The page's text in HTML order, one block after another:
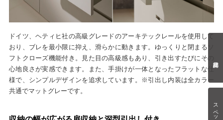
スペック情報
ドイツ、ヘティヒ社の高級グレードのアーキテックレールを使用して
おり、ブレを最小限に抑え、滑らかに動きます。ゆっくりと閉まるソ
フトクローズ機能付き。見た目の高級感もあり、引き出すたびにその
心地良さが実感できます。また、手掛けが一体となったフラットな仕
様で、シンプルデザインを追求しています。※引出し内装は全カラー
共通でマットグレーです。